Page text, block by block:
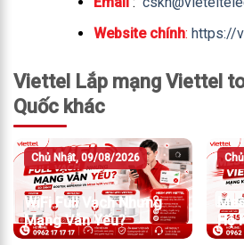
Website chính: https://
Viettel Lắp mạng Viettel
Quốc khác
Chủ Nhật, 09/08/2026
WiFi Full Vạch Nhưng
Mạng Vẫn Yếu?
Hộ